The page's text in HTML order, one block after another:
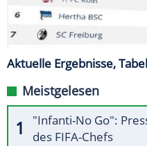
Aktuelle Ergebnisse,
Meistgelesen
"Infanti-No Go":
des FIFA-Chefs